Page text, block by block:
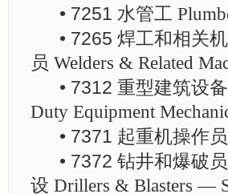
• 7251 水管工
• 7265 焊工和相关
员 Welders & Related
• 7312 重型建筑设
Duty Equipment
• 7371 起重机操作员
• 7372 钻井和爆破员
设 Drillers & Blasters —